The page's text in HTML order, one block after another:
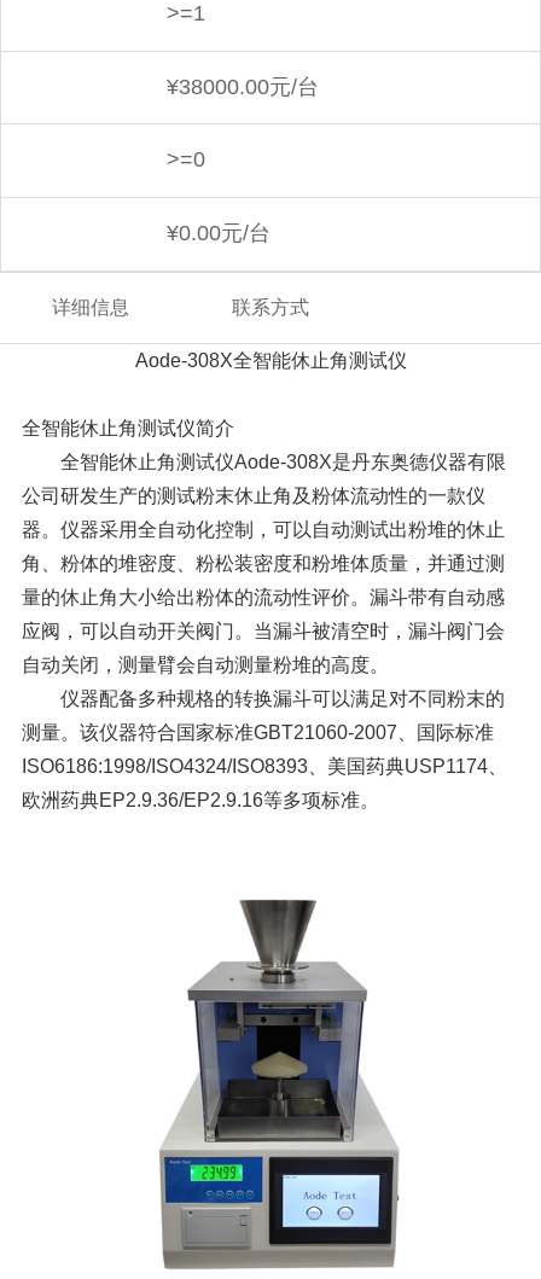
>=1
¥38000.00元/台
>=0
¥0.00元/台
详细信息 联系方式
Aode-308X全智能休止角测试仪
全智能休止角测试仪简介
全智能休止角测试仪Aode-308X是丹东奥德仪器有限
公司研发生产的测试粉末休止角及粉体流动性的一款仪
器。仪器采用全自动化控制，可以自动测试出粉堆的休止
角、粉体的堆密度、粉松装密度和粉堆体质量，并通过测
量的休止角大小给出粉体的流动性评价。漏斗带有自动感
应阀，可以自动开关阀门。当漏斗被清空时，漏斗阀门会
自动关闭，测量臂会自动测量粉堆的高度。
仪器配备多种规格的转换漏斗可以满足对不同粉末的
测量。该仪器符合国家标准GBT21060-2007、国际标准
ISO6186:1998/ISO4324/ISO8393、美国药典USP1174、
欧洲药典EP2.9.36/EP2.9.16等多项标准。